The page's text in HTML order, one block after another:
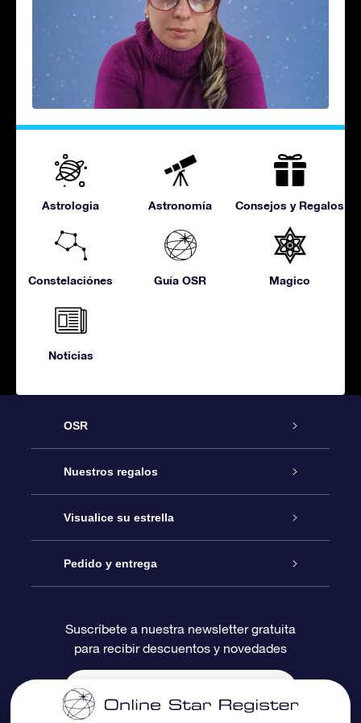
Astrologia Astronomía Consejos y Regalos
Constelaciónes Guía OSR Magico
Noticias
OSR
Atención
Contáctanos
Blog
Reseñas
Nuestros regalos
Regalo Estrella Online
Paquete de Regalo OSR
Tarjeta de Regalo OSR
Regalos empresariales
Visualice su estrella
Registro estelar
Página de Estrella Personalizada
Un Millón de Estrellas
Pedido y entrega
Información de Pago
Información de Envío
Suscríbete a nuestra newsletter gratuita
para recibir descuentos y novedades